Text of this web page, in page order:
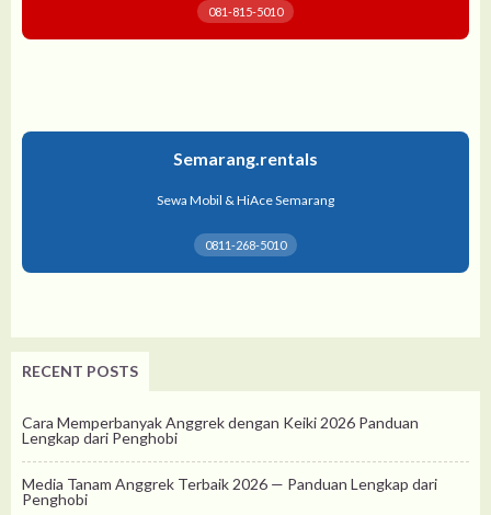
081-815-5010
Semarang.rentals
Sewa Mobil & HiAce Semarang
0811-268-5010
RECENT POSTS
Cara Memperbanyak Anggrek dengan Keiki 2026 Panduan
Lengkap dari Penghobi
Media Tanam Anggrek Terbaik 2026 — Panduan Lengkap dari
Penghobi